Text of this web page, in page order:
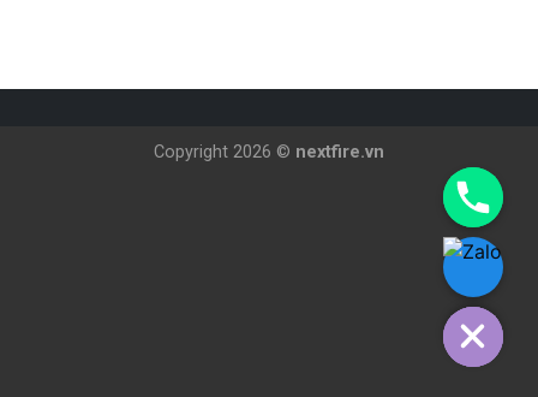
Copyright 2026 © nextfire.vn